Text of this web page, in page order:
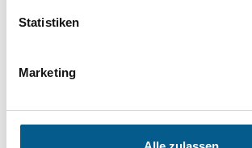
Statistiken
Marketing
Aktive Filter:
Themen: Kinder, Jugendliche & Familie
Themen: Wohltätige Zwecke